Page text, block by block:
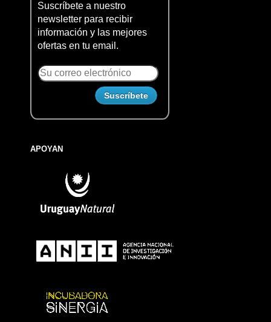
Suscríbete a nuestro
newsletter para recibir
información y las mejores
ofertas en tu email.
APOYAN